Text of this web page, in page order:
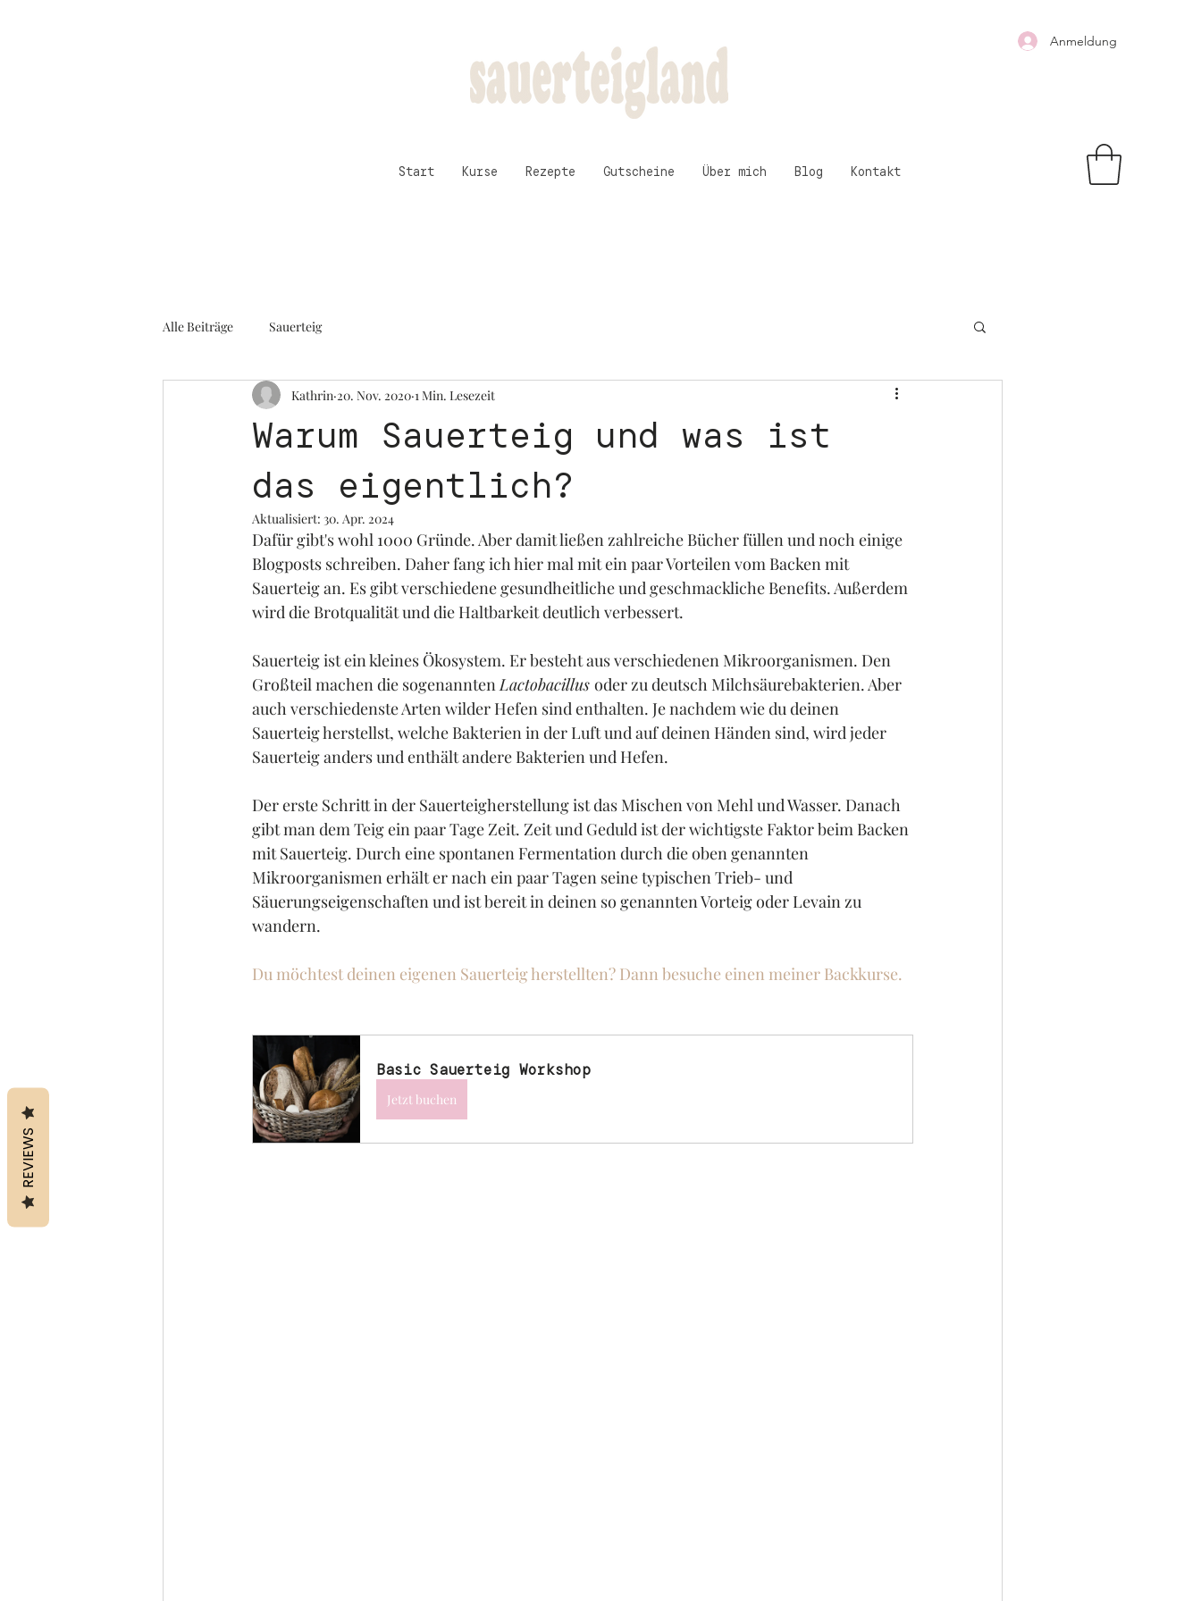
Anmeldung
Start Kurse Rezepte Gutscheine Über mich Blog Kontakt
Alle Beiträge Sauerteig
Warum Sauerteig und was ist
das eigentlich?
Kathrin 20. Nov. 2020 1 Min. Lesezeit
Aktualisiert: 30. Apr. 2024
Dafür gibt's wohl 1000 Gründe. Aber damit ließen zahlreiche Bücher füllen und noch einige
Blogposts schreiben. Daher fang ich hier mal mit ein paar Vorteilen vom Backen mit
Sauerteig an. Es gibt verschiedene gesundheitliche und geschmackliche Benefits. Außerdem
wird die Brotqualität und die Haltbarkeit deutlich verbessert.
Sauerteig ist ein kleines Ökosystem. Er besteht aus verschiedenen Mikroorganismen. Den
Großteil machen die sogenannten Lactobacillus oder zu deutsch Milchsäurebakterien. Aber
auch verschiedenste Arten wilder Hefen sind enthalten. Je nachdem wie du deinen
Sauerteig herstellst, welche Bakterien in der Luft und auf deinen Händen sind, wird jeder
Sauerteig anders und enthält andere Bakterien und Hefen.
Der erste Schritt in der Sauerteigherstellung ist das Mischen von Mehl und Wasser. Danach
gibt man dem Teig ein paar Tage Zeit. Zeit und Geduld ist der wichtigste Faktor beim Backen
mit Sauerteig. Durch eine spontanen Fermentation durch die oben genannten
Mikroorganismen erhält er nach ein paar Tagen seine typischen Trieb- und
Säuerungseigenschaften und ist bereit in deinen so genannten Vorteig oder Levain zu
wandern.
Du möchtest deinen eigenen Sauerteig herstellten? Dann besuche einen meiner Backkurse.
Basic Sauerteig Workshop
Jetzt buchen
REVIEWS